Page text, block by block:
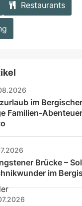
Restaurants
im
Familien-
Brücke –
im